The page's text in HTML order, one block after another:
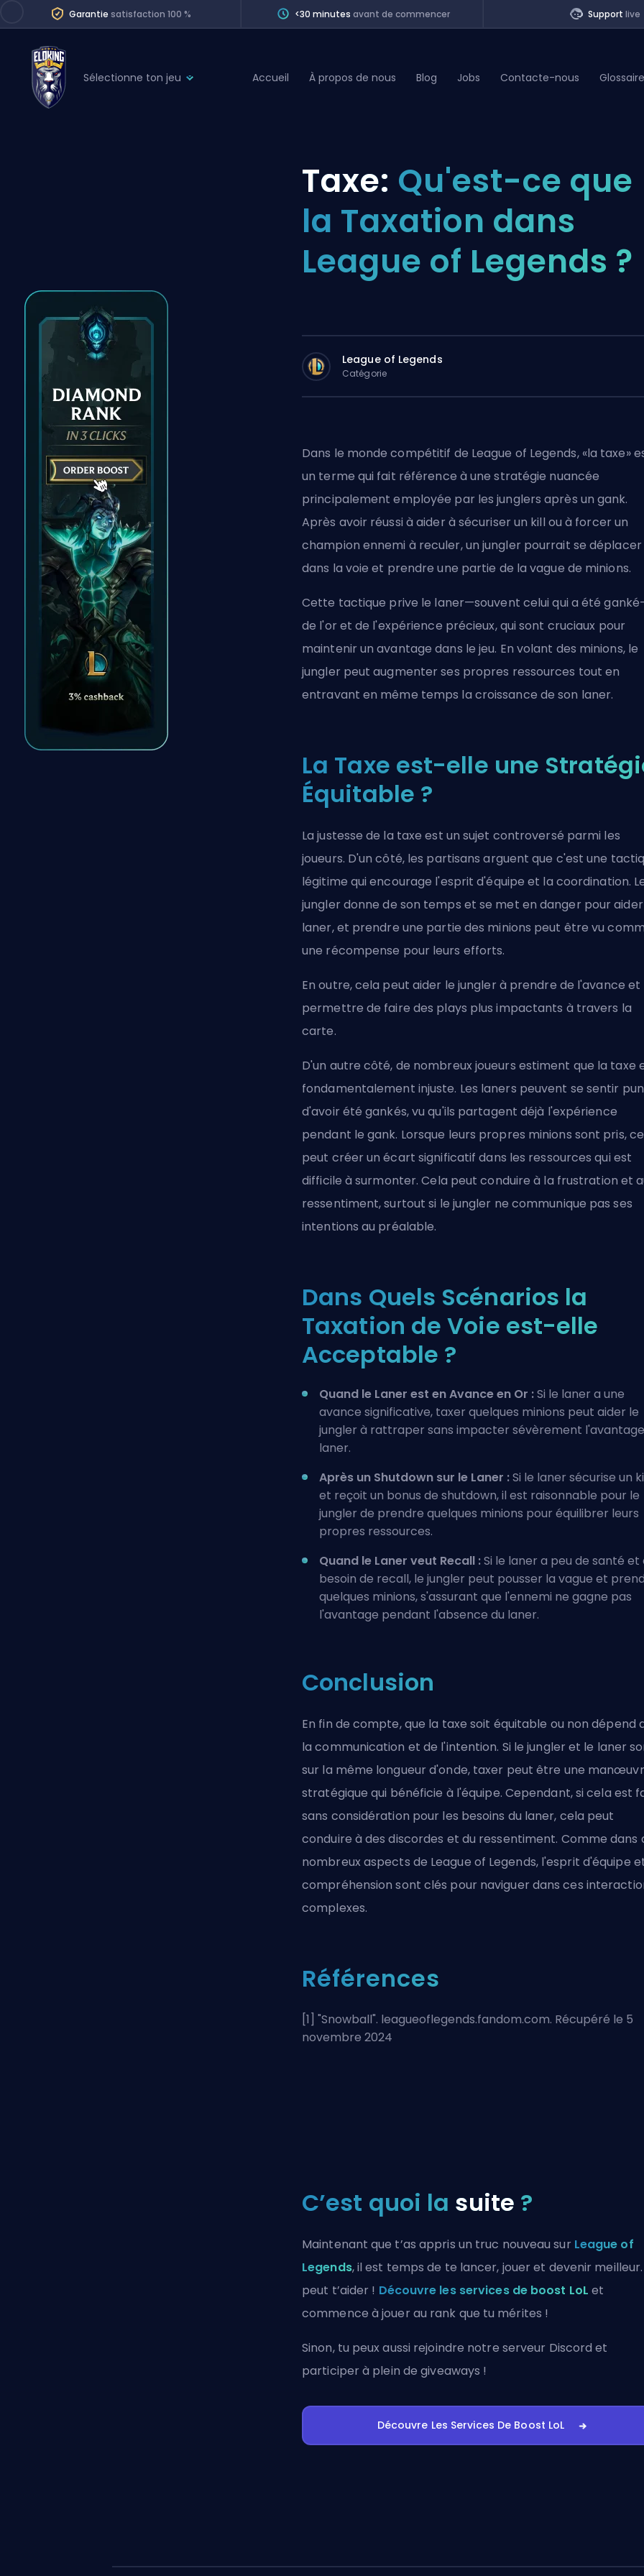
Garantie satisfaction 100 % <30 minutes avant de commencer Support live
Sélectionne ton jeu
Path of Exile 2
Division Boost
Accueil À propos de nous Blog Jobs Contacte-nous Glossaire
Taxe: Qu'est-ce que
la Taxation dans
League of Legends ?
League of Legends
Catégorie
Dans le monde compétitif de League of Legends, «la taxe»
un terme qui fait référence à une stratégie nuancée
principalement employée par les junglers après ungank.
Après avoir réussi à aider à sécuriser un kill ou à forcer un
champion ennemi à reculer, un jungler pourrait se déplacer
dans la voie et prendre une partie de la vague de minions.
Cette tactique prive le laner—souvent celui qui a été
de l'or et de l'expérience précieux, qui sont cruciaux pour
maintenir un avantage dans le jeu. En volant des minions, le
jungler peut augmenter ses propres ressources tout en
entravant en même temps la croissance de son laner.
La Taxe est-elle une
Équitable ?
La justesse de la taxe est un sujet controversé parmi les
joueurs. D'un côté, les partisans arguent que c'est une
légitime qui encourage l'esprit d'équipe et la coordination.
jungler donne de son temps et se met en danger pour
laner, et prendre une partie des minions peut être vu
une récompense pour leurs efforts.
En outre, cela peut aider le jungler à prendre de l'avance et
permettre de faire des plays plus impactants à travers la
carte.
D'un autre côté, de nombreux joueurs estiment que la taxe
fondamentalement injuste. Les laners peuvent se sentir
d'avoir été gankés, vu qu'ils partagent déjà l'expérience
pendant le gank. Lorsque leurs propres minions sont pris,
peut créer un écart significatif dans les ressources qui est
difficile à surmonter. Cela peut conduire à la frustration et
ressentiment, surtout si le jungler ne communique pas ses
intentions au préalable.
Dans Quels Scénarios la
Taxation de Voie est-elle
Acceptable ?
Quand le Laner est en Avance en Or :Si le laner a une
avance significative, taxer quelques minions peut aider le
jungler à rattraper sans impacter sévèrement
laner.
Après un Shutdown sur le Laner :Si le laner sécurise un
et reçoit un bonus de shutdown, il est raisonnable pour le
jungler de prendre quelques minions pour équilibrer leurs
propres ressources.
Quand le Laner veut Recall :Si le laner a peu de santé et
besoin de recall, le jungler peut pousser la vague et
quelques minions, s'assurant que l'ennemi ne gagne pas
l'avantage pendant l'absence du laner.
Conclusion
En fin de compte, que la taxe soit équitable ou non dépend
la communication et de l'intention. Si le jungler et le laner
sur la même longueur d'onde, taxer peut être une
stratégique qui bénéficie à l'équipe. Cependant, si cela est
sans considération pour les besoins du laner, cela peut
conduire à des discordes et du ressentiment. Comme dans
nombreux aspects de League of Legends, l'esprit d'équipe
compréhension sont clés pour naviguer dans ces
complexes.
Références
[1] "Snowball". leagueoflegends.fandom.com. Récupéré le 5
novembre 2024
C’est quoi la suite ?
Maintenant que t’as appris un truc nouveau sur League of
Legends, il est temps de te lancer, jouer et devenir
peut t’aider ! Découvre les services de boost LoL et
commence à jouer au rank que tu mérites !
Sinon, tu peux aussi rejoindre notre serveur Discord et
participer à plein de giveaways !
Découvre Les Services De Boost LoL